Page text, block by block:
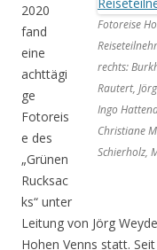
Fotoreise
rechts:
Rautert,
Ingo
Christiane
Schierholz,
2020
fand
eine
achttägi
ge
Fotoreis
e des
„Grünen
Rucksac
ks“ unter
Leitung von Jörg
Hohen Venns statt.